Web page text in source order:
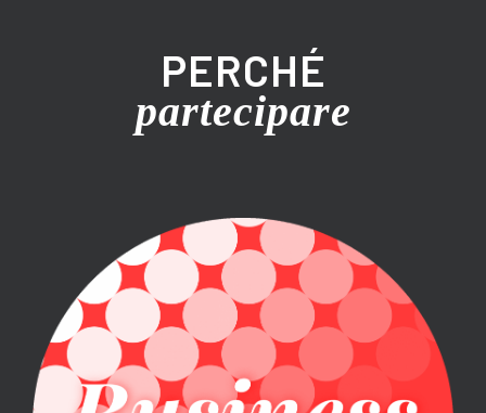
PERCHÉ
partecipare